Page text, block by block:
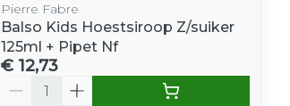
Pierre Fabre
Balso Kids Hoestsiroop Z/suiker
125ml + Pipet Nf
€ 12,73
Aantal